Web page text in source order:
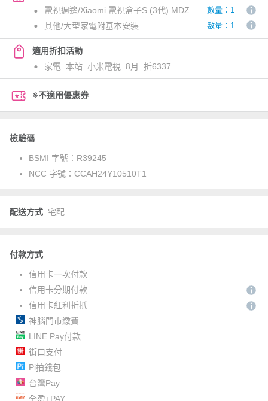
電視週邊/Xiaomi 電視盒子S (3代) MDZ-32-AA_生洋倉
數量：1
其他/大型家電附基本安裝 數量：1
適用折扣活動
家電_本站_小米電視_8月_折6337
※不適用優惠券
檢驗碼
BSMI 字號： R39245
NCC 字號： CCAH24Y10510T1
配送方式 宅配
付款方式
信用卡一次付款
信用卡分期付款
信用卡紅利折抵
神腦門市繳費
LINE Pay付款
街口支付
Pi拍錢包
台灣Pay
全盈+PAY